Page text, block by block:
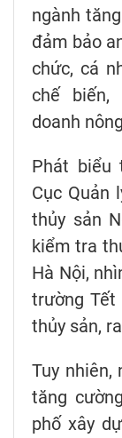
ngành
đảm bảo
chức, cá
chế biến,
doanh
Phát biểu
Cục Quản
thủy sản
kiểm tra
Hà Nội,
trường Tết
thủy sản,
Tuy nhiên,
tăng
phố xây